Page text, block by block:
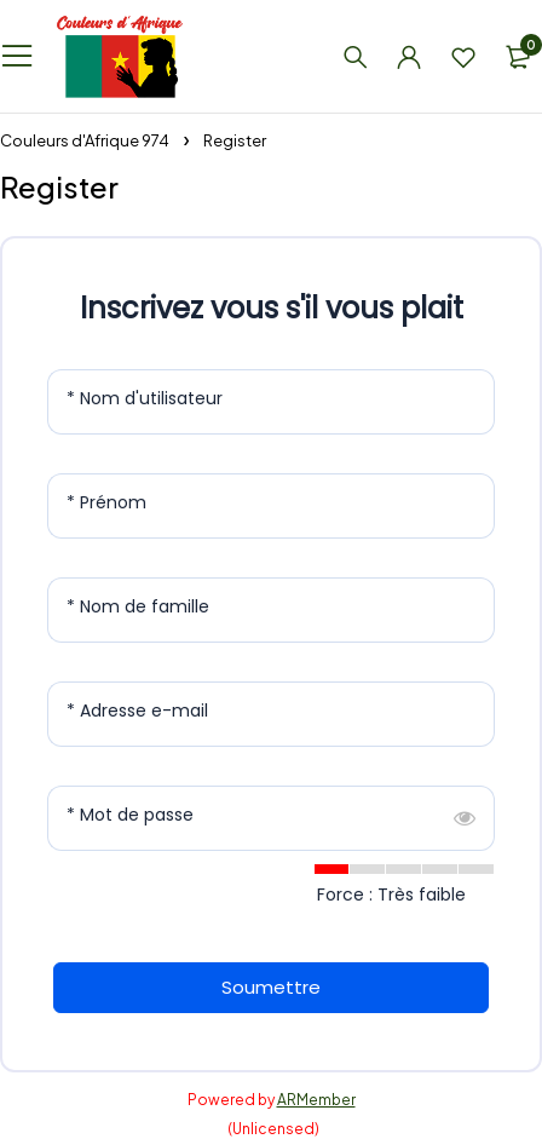
0
Couleurs d'Afrique 974 Register
Register
Inscrivez vous s'il vous plait
* Nom d'utilisateur
* Prénom
* Nom de famille
* Adresse e-mail
* Mot de passe
Force : Très faible
Soumettre
Powered byARMember
(Unlicensed)